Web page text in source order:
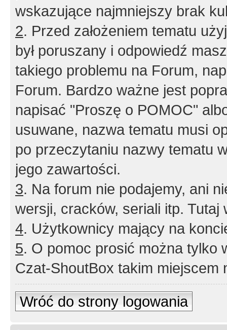
wskazujące najmniejszy brak
2. Przed założeniem tematu
był poruszany i odpowiedź
takiego problemu na Forum,
Forum. Bardzo ważne jest
napisać "Proszę o POMOC"
usuwane, nazwa tematu musi
po przeczytaniu nazwy tematu
jego zawartości.
3. Na forum nie podajemy, ani
wersji, cracków, seriali itp. Tutaj
4. Użytkownicy mający na
5. O pomoc prosić można tylko
Czat-ShoutBox takim miejscem
Wróć do strony logowania